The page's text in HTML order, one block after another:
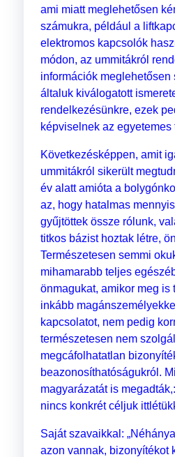
ami miatt meglehetősen
számukra, például a
elektromos kapcsolók
módon, az ummitákról
információk meglehetősen
általuk kiválogatott
rendelkezésünkre, ezek
képviselnek az egyetemes
Következésképpen, amit
ummitákról sikerült
év alatt amióta a
az, hogy hatalmas
gyűjtöttek össze rólunk,
titkos bázist hoztak létre,
Természetesen semmi
mihamarabb teljes
önmagukat, amikor meg is
inkább
kapcsolatot, nem pedig
természetesen nem
megcáfolhatatlan
beazonosíthatóságukról.
magyarázatát is
nincs konkrét céljuk
Saját szavaikkal:
azon vannak, bizonyítékot